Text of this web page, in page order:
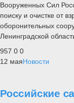
Вооруженных Сил
поиску и очистке от
оборонительных
Ленинградской
957 0 0
12 маяНовости
Российские